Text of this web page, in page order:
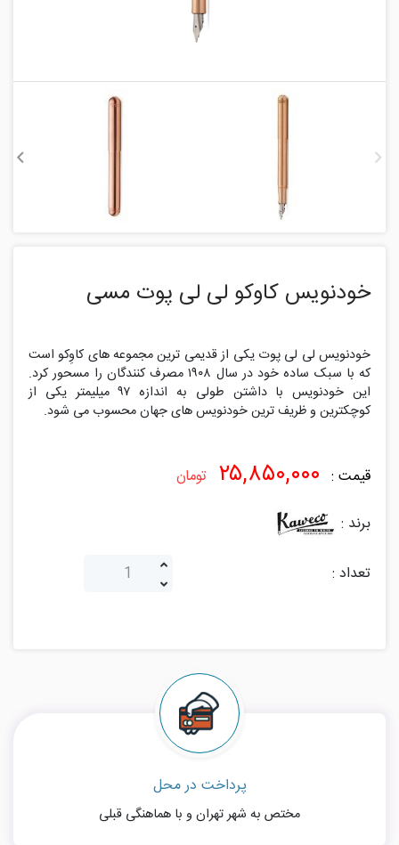
خودنویس کاوکو لی لی پوت مسی
خودنویس لی لی پوت یکی از قدیمی ترین مجموعه های کاوِکو است
که با سبک ساده خود در سال ۱۹۰۸ مصرف کنندگان را مسحور کرد.
این خودنویس با داشتن طولی به اندازه ۹۷ میلیمتر یکی از
قیمت : ۲۵,۸۵۰,۰۰۰ تومان
برند :
تعداد :
پرداخت در محل
مختص به شهر تهران و با هماهنگی قبلی